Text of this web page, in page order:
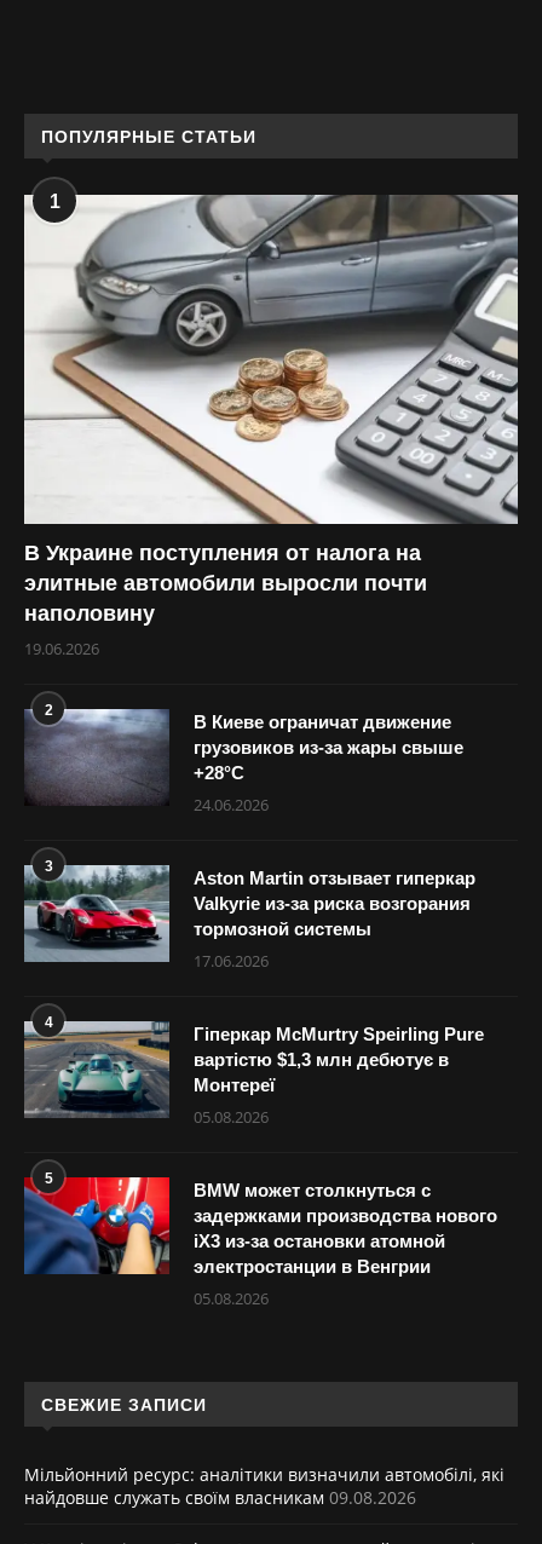
ПОПУЛЯРНЫЕ СТАТЬИ
1
В Украине поступления от налога на
элитные автомобили выросли почти
наполовину
19.06.2026
2
В Киеве ограничат движение
грузовиков из-за жары свыше
+28°С
24.06.2026
3
Aston Martin отзывает гиперкар
Valkyrie из-за риска возгорания
тормозной системы
17.06.2026
4
Гіперкар McMurtry Speirling Pure
вартістю $1,3 млн дебютує в
Монтереї
05.08.2026
5
BMW может столкнуться с
задержками производства нового
iX3 из-за остановки атомной
электростанции в Венгрии
05.08.2026
СВЕЖИЕ ЗАПИСИ
Мільйонний ресурс: аналітики визначили автомобілі, які
найдовше служать своїм власникам 09.08.2026